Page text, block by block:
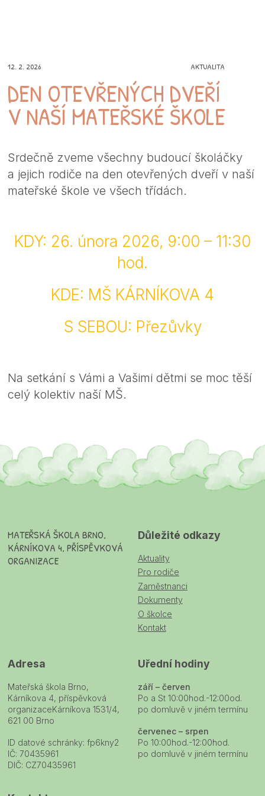
12. 2. 2026 AKTUALITA
DEN OTEVŘENÝCH DVEŘÍ
V NAŠÍ MATEŘSKÉ ŠKOLE
Srdečně zveme všechny budoucí školáčky
a jejich rodiče na den otevřených dveří v naší
mateřské škole ve všech třídách.
KDY: 26. února 2026, 9:00 – 11:30
hod.
KDE: MŠ KÁRNÍKOVA 4
S SEBOU: Přezůvky
Na setkání s Vámi a Vašimi dětmi se moc těší
celý kolektiv naší MŠ.
MATEŘSKÁ ŠKOLA BRNO,
KÁRNÍKOVA 4, PŘÍSPĚVKOVÁ
ORGANIZACE
Důležité odkazy
Aktuality
Pro rodiče
Zaměstnanci
Dokumenty
O školce
Kontakt
Adresa
Mateřská škola Brno,
Kárníkova 4, příspěvková
organizaceKárníkova 1531/4,
621 00 Brno
ID datové schránky: fp6kny2
IČ: 70435961
DIČ: CZ70435961
Uřední hodiny
září – červen
Po a St 10:00hod.-12:00od.
po domluvě v jiném termínu
červenec – srpen
Po 10:00hod.-12:00hod.
po domluvě v jiném termínu